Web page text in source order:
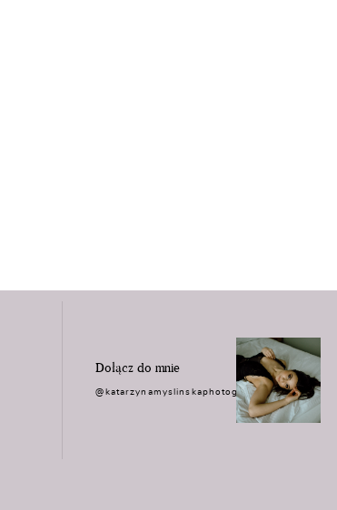
Dołącz do mnie
@katarzynamyslinskaphotography